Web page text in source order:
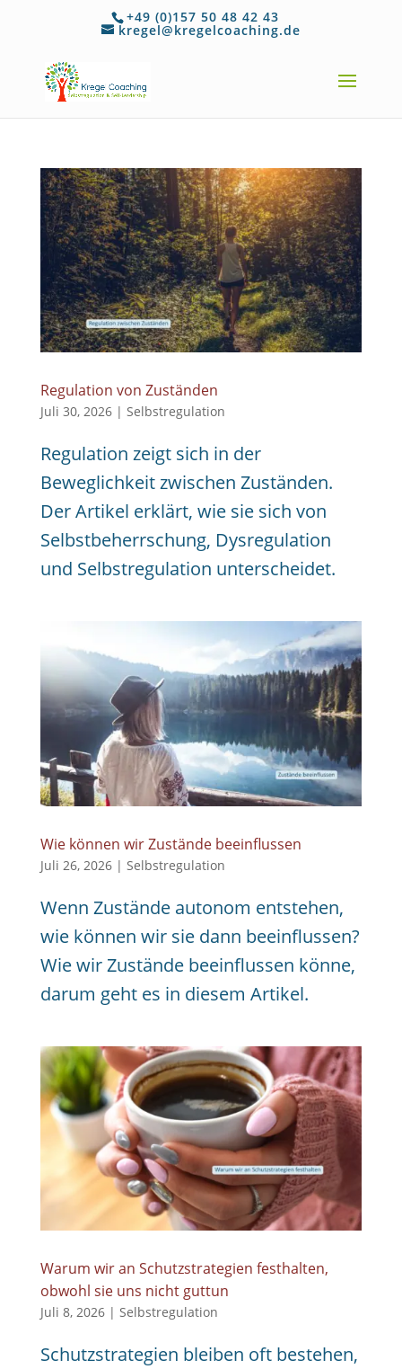
+49 (0)157 50 48 42 43
kregel@kregelcoaching.de
Regulation von Zuständen
Juli 30, 2026| Selbstregulation
Regulation zeigt sich in der
Beweglichkeit zwischen Zuständen.
Der Artikel erklärt, wie sie sich von
Selbstbeherrschung, Dysregulation
und Selbstregulation unterscheidet.
Wie können wir Zustände beeinflussen
Juli 26, 2026| Selbstregulation
Wenn Zustände autonom entstehen,
wie können wir sie dann beeinflussen?
Wie wir Zustände beeinflussen könne,
darum geht es in diesem Artikel.
Warum wir an Schutzstrategien festhalten,
obwohl sie uns nicht guttun
Juli 8, 2026| Selbstregulation
Schutzstrategien bleiben oft bestehen,